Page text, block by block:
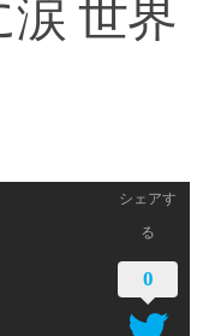
世界
シェアす
る
0